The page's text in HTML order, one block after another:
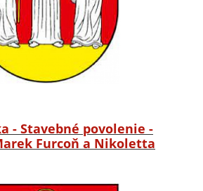
- Stavebné povolenie -
Furcoň a Nikoletta